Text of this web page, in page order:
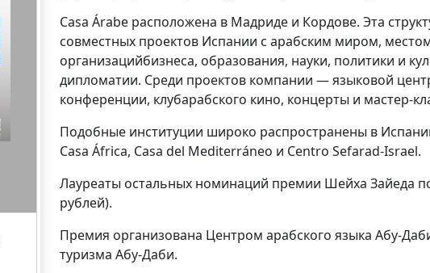
Casa Árabe расположена в Мадриде и Кордове. Эта
совместных проектов Испании с арабским миром,
организацийбизнеса, образования, науки, политики и
дипломатии. Среди проектов компании — языковой
конференции, клубарабского кино, концерты и мастер-
Подобные институции широко распространены в
Casa África, Casa del Mediterráneo и Centro Sefarad-Israel.
Лауреаты остальных номинаций премии Шейха Зайеда
рублей).
Премия организована Центром арабского языка Абу-
туризма Абу-Даби.